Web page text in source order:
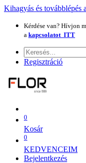
Kihagyás és továbblépés
​Kérdése van? Hívjon
a kapcsolatot ITT
Regisztráció
0
Kosár
0
KEDVENCEIM
Bejelentkezés